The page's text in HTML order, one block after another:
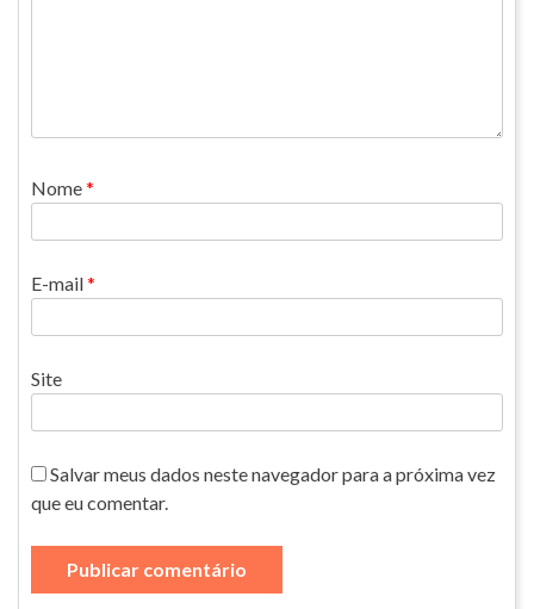
Nome*
E-mail*
Site
Salvar meus dados neste navegador para a próxima vez
que eu comentar.